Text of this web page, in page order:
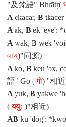
"及梵語" Bhrātṛ(
A ckacar, B tkacer
A ak, B ek 'eye': *
A wak, B wek
वाच्)"同源)
A ko, B keu 'ox,
語" Go (गो) "相
A yuk, B yakwe
(ययुः )"相近)
AB ku 'dog': *